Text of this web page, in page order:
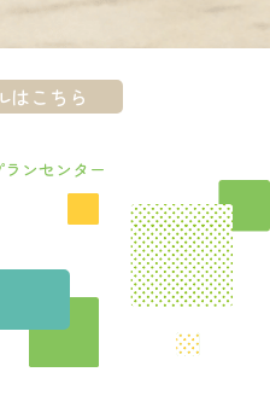
はこちら
ランセンター